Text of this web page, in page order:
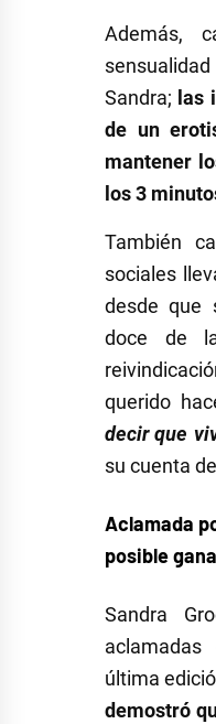
Además,
Sandra; las
de un
mantener
los 3
También
sociales
desde que
doce de
querido
decir que
su cuenta
Aclamada
posible
Sandra
última
demostró